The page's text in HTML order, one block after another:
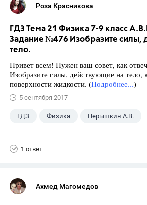
Роза Красникова
ГДЗ Тема 21 Физика 7-9 класс
Задание №476 Изобразите силы,
тело.
Привет всем! Нужен ваш совет, как
Изобразите силы, действующие на тело,
поверхности жидкости. (Подробнее...)
5 сентября 2017
ГДЗ Физика Перышкин А.В.
1 ответ
Ахмед Магомедов